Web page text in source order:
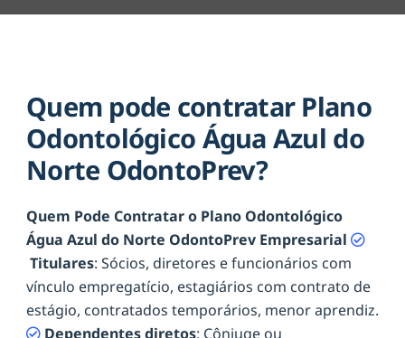
Quem pode contratar Plano
Odontológico Água Azul do
Norte OdontoPrev?
Quem Pode Contratar o Plano Odontológico
Água Azul do Norte OdontoPrev Empresarial
Titulares: Sócios, diretores e funcionários com
vínculo empregatício, estagiários com contrato de
estágio, contratados temporários, menor aprendiz.
Dependentes diretos: Cônjuge ou